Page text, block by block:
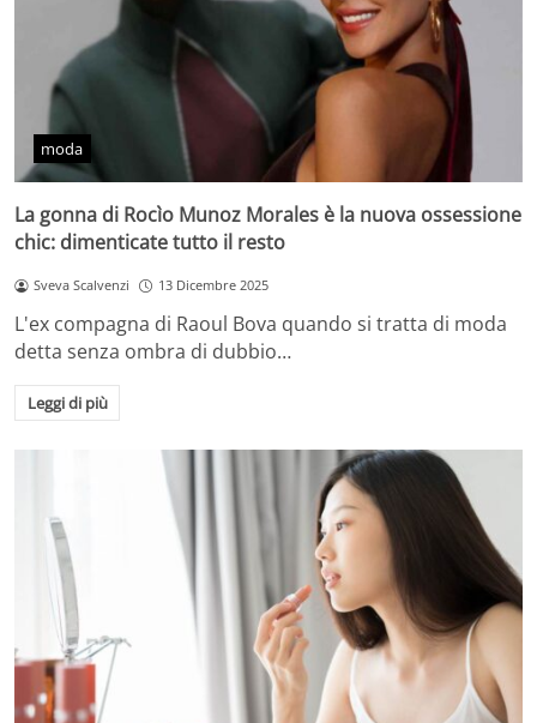
moda
La gonna di Rocìo Munoz Morales è la nuova ossessione
chic: dimenticate tutto il resto
Sveva Scalvenzi 13 Dicembre 2025
L'ex compagna di Raoul Bova quando si tratta di moda
detta senza ombra di dubbio…
Leggi di più